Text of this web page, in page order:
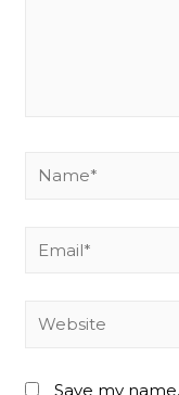
Name*
Email*
Website
Save my